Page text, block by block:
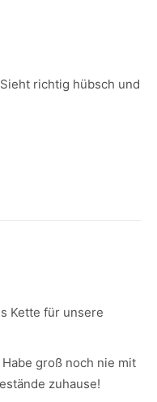
richtig hübsch und
Kette für unsere
groß noch nie mit
zuhause!